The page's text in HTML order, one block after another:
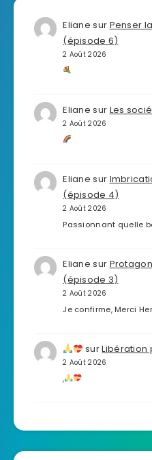
Eliane sur Penser
(épisode 6)
2 Août 2026
Eliane sur Les
2 Août 2026
Eliane sur
(épisode 4)
2 Août 2026
Passionnant quelle
Eliane sur
(épisode 3)
2 Août 2026
Je confirme, Merci
surLibération
2 Août 2026
,